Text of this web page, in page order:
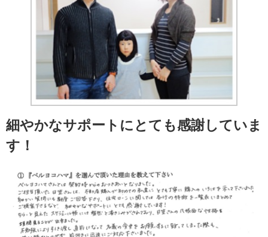
細やかなサポートにとても感謝していま
す！